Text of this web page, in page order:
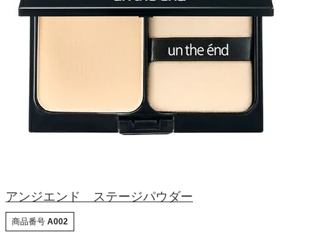
アンジエンド ステージパウダー
商品番号 A002